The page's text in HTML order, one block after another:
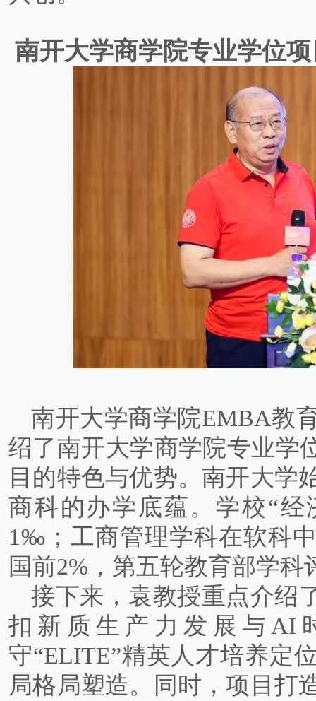
南开大学商学院专业学位
南开大学商学院EMBA教
绍了南开大学商学院专业学
目的特色与优势。南开大学
商科的办学底蕴。学校“经
1‰；工商管理学科在软科
国前2%，第五轮教育部学科
接下来，袁教授重点介绍
扣新质生产力发展与AI
守“ELITE”精英人才培养定
局格局塑造。同时，项目打